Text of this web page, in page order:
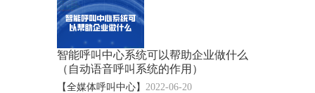
智能呼叫中心系统可以帮助企业做什么
（自动语音呼叫系统的作用）
【全媒体呼叫中心】2022-06-20